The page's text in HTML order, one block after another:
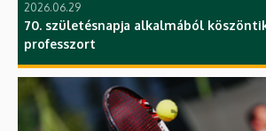
2026.06.29
70. születésnapja alkalmából
professzort